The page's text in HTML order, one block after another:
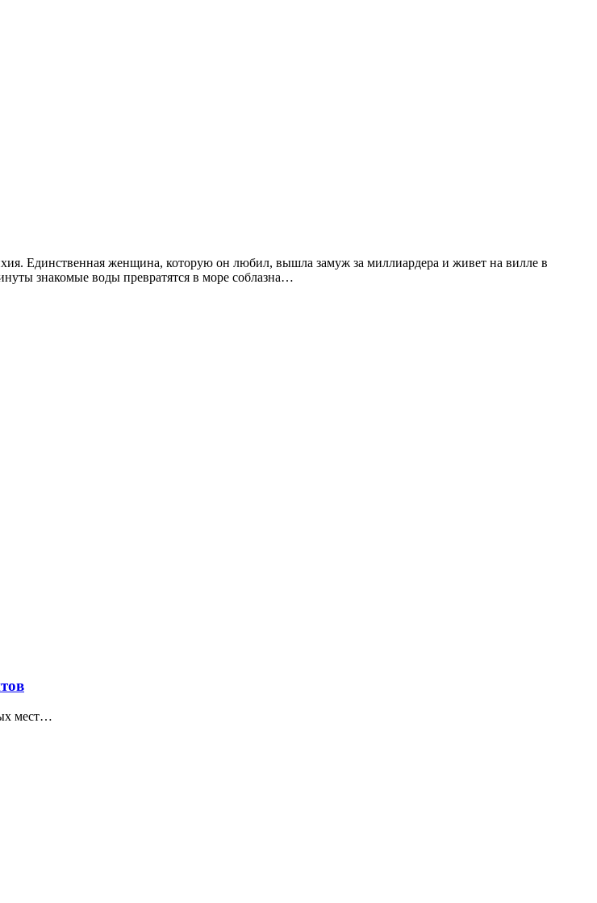
Единственная женщина, которую он любил, вышла замуж за миллиардера и живет на вилле в
знакомые воды превратятся в море соблазна…
мест…